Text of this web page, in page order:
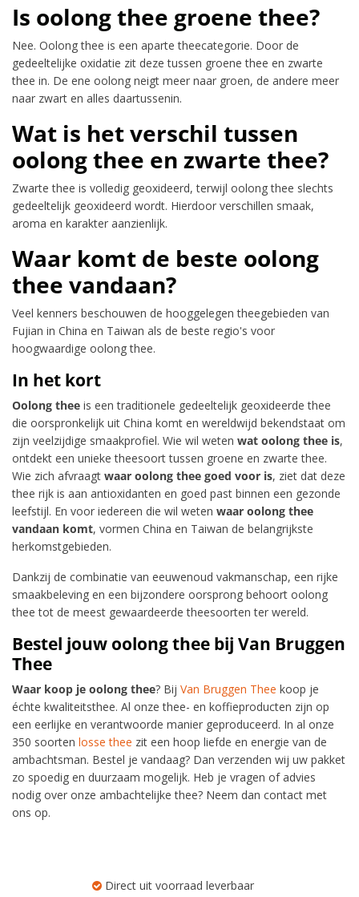
Is oolong thee groene thee?
Nee. Oolong thee is een aparte theecategorie. Door de
gedeeltelijke oxidatie zit deze tussen groene thee en zwarte
thee in. De ene oolong neigt meer naar groen, de andere meer
naar zwart en alles daartussenin.
Wat is het verschil tussen
oolong thee en zwarte thee?
Zwarte thee is volledig geoxideerd, terwijl oolong thee slechts
gedeeltelijk geoxideerd wordt. Hierdoor verschillen smaak,
aroma en karakter aanzienlijk.
Waar komt de beste oolong
thee vandaan?
Veel kenners beschouwen de hooggelegen theegebieden van
Fujian in China en Taiwan als de beste regio's voor
hoogwaardige oolong thee.
In het kort
Oolong thee is een traditionele gedeeltelijk geoxideerde thee
die oorspronkelijk uit China komt en wereldwijd bekendstaat om
zijn veelzijdige smaakprofiel. Wie wil weten wat oolong thee is,
ontdekt een unieke theesoort tussen groene en zwarte thee.
Wie zich afvraagt waar oolong thee goed voor is, ziet dat deze
thee rijk is aan antioxidanten en goed past binnen een gezonde
leefstijl. En voor iedereen die wil weten waar oolong thee
vandaan komt, vormen China en Taiwan de belangrijkste
herkomstgebieden.
Dankzij de combinatie van eeuwenoud vakmanschap, een rijke
smaakbeleving en een bijzondere oorsprong behoort oolong
thee tot de meest gewaardeerde theesoorten ter wereld.
Bestel jouw oolong thee bij Van Bruggen
Thee
Waar koop je oolong thee? Bij Van Bruggen Thee koop je
échte kwaliteitsthee. Al onze thee- en koffieproducten zijn op
een eerlijke en verantwoorde manier geproduceerd. In al onze
350 soorten losse thee zit een hoop liefde en energie van de
ambachtsman. Bestel je vandaag? Dan verzenden wij uw pakket
zo spoedig en duurzaam mogelijk. Heb je vragen of advies
nodig over onze ambachtelijke thee? Neem dan contact met
ons op.
Direct uit voorraad leverbaar